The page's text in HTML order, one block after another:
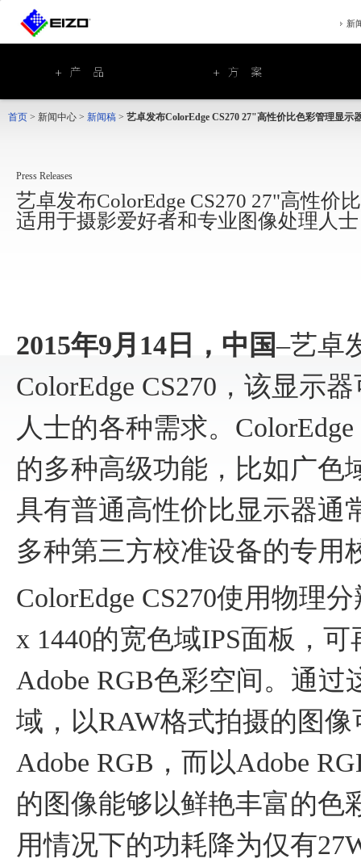
新
首页 > 新闻中心 > 新闻稿 > 艺卓发布ColorEdge CS270 27"高性价比色彩管理显示
Press Releases
艺卓发布ColorEdge CS270 27"高性价
适用于摄影爱好者和专业图像处理人士
2015年9月14日，中国–艺卓
ColorEdge CS270，该显示
人士的各种需求。
的多种高级功能，比如广色
具有普通高性价比显示器通
多种第三方校准设备的专用
ColorEdge CS270使用物理
x 1440的宽色域IPS面板，可
Adobe RGB色彩空间。通过
域，以RAW格式拍摄的图
Adobe RGB，而以Adobe
的图像能够以鲜艳丰富的色
用情况下的功耗降为仅有